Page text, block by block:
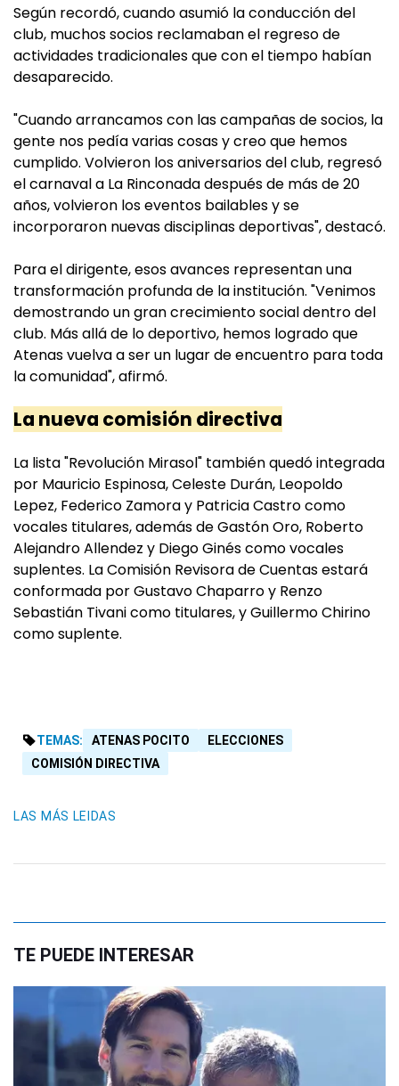
Según recordó, cuando asumió la conducción del
club, muchos socios reclamaban el regreso de
actividades tradicionales que con el tiempo habían
desaparecido.
"Cuando arrancamos con las campañas de socios, la
gente nos pedía varias cosas y creo que hemos
cumplido. Volvieron los aniversarios del club, regresó
el carnaval a La Rinconada después de más de 20
años, volvieron los eventos bailables y se
incorporaron nuevas disciplinas deportivas", destacó.
Para el dirigente, esos avances representan una
transformación profunda de la institución. "Venimos
demostrando un gran crecimiento social dentro del
club. Más allá de lo deportivo, hemos logrado que
Atenas vuelva a ser un lugar de encuentro para toda
la comunidad", afirmó.
La nueva comisión directiva
La lista "Revolución Mirasol" también quedó integrada
por Mauricio Espinosa, Celeste Durán, Leopoldo
Lepez, Federico Zamora y Patricia Castro como
vocales titulares, además de Gastón Oro, Roberto
Alejandro Allendez y Diego Ginés como vocales
suplentes. La Comisión Revisora de Cuentas estará
conformada por Gustavo Chaparro y Renzo
Sebastián Tivani como titulares, y Guillermo Chirino
como suplente.
TEMAS: ATENAS POCITO
ELECCIONES
COMISIÓN DIRECTIVA
LAS MÁS LEIDAS
TE PUEDE INTERESAR